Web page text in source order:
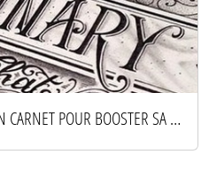
COMMENT UTILISER UN CARNET POUR BOOSTER SA CRÉATIVITÉ AU QUOTIDIEN